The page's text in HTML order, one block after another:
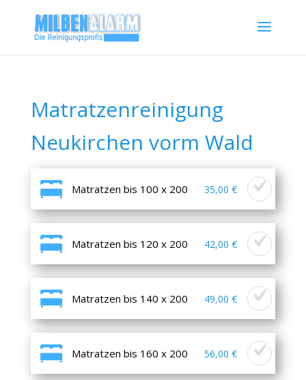
Matratzenreinigung
Neukirchen vorm Wald
Matratzen bis 100 x 200 35,00 €
Matratzen bis 120 x 200 42,00 €
Matratzen bis 140 x 200 49,00 €
Matratzen bis 160 x 200 56,00 €